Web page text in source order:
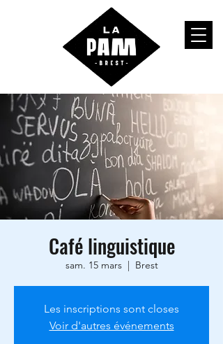
Café linguistique
sam. 15 mars
  |
Brest
Les inscriptions sont closes
Voir d'autres événements